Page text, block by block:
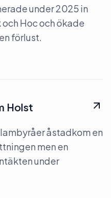
under 2025 in
Hoc och ökade
förlust.
Holst
åstadkom en
men en
under